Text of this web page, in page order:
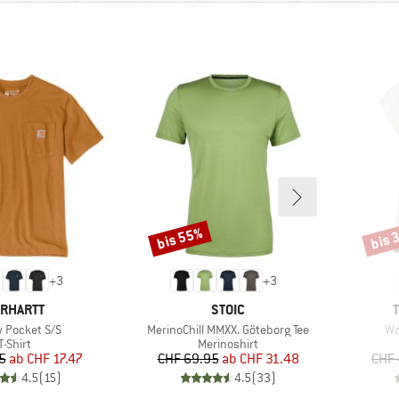
+3
Pocket S/S
Shirt
Preis
reduzierter Preis
ab CHF 17.47
4.5(15)
+3
MARKE
STOIC
Artikel
MerinoChill MMXX. Göteborg Tee
Produktgruppe
Merinoshirt
Preis
CHF 69.95 reduzierter Preis
ab CHF 31.48
4.5(33)
Rabatt
bis 55% bis